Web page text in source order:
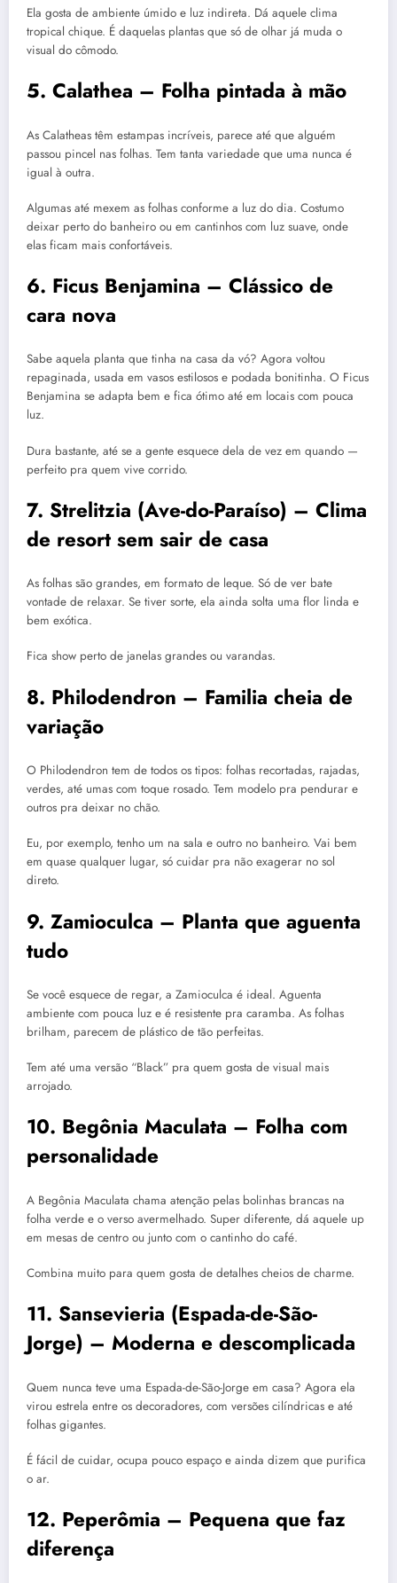
Ela gosta de ambiente úmido e luz indireta. Dá aquele clima
tropical chique. É daquelas plantas que só de olhar já muda o
visual do cômodo.
5. Calathea – Folha pintada à mão
As Calatheas têm estampas incríveis, parece até que alguém
passou pincel nas folhas. Tem tanta variedade que uma nunca é
igual à outra.
Algumas até mexem as folhas conforme a luz do dia. Costumo
deixar perto do banheiro ou em cantinhos com luz suave, onde
elas ficam mais confortáveis.
6. Ficus Benjamina – Clássico de
cara nova
Sabe aquela planta que tinha na casa da vó? Agora voltou
repaginada, usada em vasos estilosos e podada bonitinha. O Ficus
Benjamina se adapta bem e fica ótimo até em locais com pouca
luz.
Dura bastante, até se a gente esquece dela de vez em quando —
perfeito pra quem vive corrido.
7. Strelitzia (Ave-do-Paraíso) – Clima
de resort sem sair de casa
As folhas são grandes, em formato de leque. Só de ver bate
vontade de relaxar. Se tiver sorte, ela ainda solta uma flor linda e
bem exótica.
Fica show perto de janelas grandes ou varandas.
8. Philodendron – Familia cheia de
variação
O Philodendron tem de todos os tipos: folhas recortadas, rajadas,
verdes, até umas com toque rosado. Tem modelo pra pendurar e
outros pra deixar no chão.
Eu, por exemplo, tenho um na sala e outro no banheiro. Vai bem
em quase qualquer lugar, só cuidar pra não exagerar no sol
direto.
9. Zamioculca – Planta que aguenta
tudo
Se você esquece de regar, a Zamioculca é ideal. Aguenta
ambiente com pouca luz e é resistente pra caramba. As folhas
brilham, parecem de plástico de tão perfeitas.
Tem até uma versão “Black” pra quem gosta de visual mais
arrojado.
10. Begônia Maculata – Folha com
personalidade
A Begônia Maculata chama atenção pelas bolinhas brancas na
folha verde e o verso avermelhado. Super diferente, dá aquele up
em mesas de centro ou junto com o cantinho do café.
Combina muito para quem gosta de detalhes cheios de charme.
11. Sansevieria (Espada-de-São-
Jorge) – Moderna e descomplicada
Quem nunca teve uma Espada-de-São-Jorge em casa? Agora ela
virou estrela entre os decoradores, com versões cilíndricas e até
folhas gigantes.
É fácil de cuidar, ocupa pouco espaço e ainda dizem que purifica
o ar.
12. Peperômia – Pequena que faz
diferença